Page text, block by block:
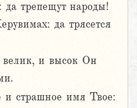
да трепещут народы!
да трясется
велик, и высок Он
и страшное имя Твое: